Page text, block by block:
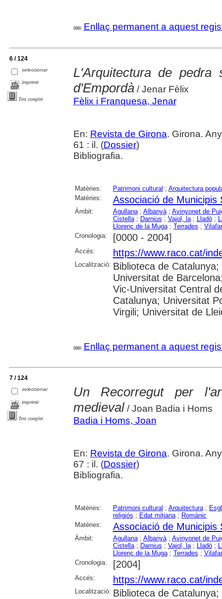
Enllaç permanent a aquest
6 / 124
seleccionar
imprimir
Text complet
L'Arquitectura de
d'Empordà/ Jenar Fèlix
Fèlix i Franquesa, Jenar
En: Revista de Girona. Girona.
61 : il. (Dossier)
Bibliografia.
Matèries: Patrimoni cultural ; Arquitectura
Matèries:
Associació de Municipis
Àmbit: Agullana; Albanyà; Avinyonet de
Cistella; Darnius ; Vajol, la; Lladó;
Llorenç de la Muga; Terrades ;
Cronologia:
[0000 - 2004]
Accés: https://www.raco.cat/
Localització: Biblioteca de
Universitat de
Vic-Universitat Central
Catalunya; Universitat
Virgili; Universitat de
Enllaç permanent a aquest
7 / 124
seleccionar
imprimir
Text complet
Un Recorregut per
medieval/ Joan Badia i Homs
Badia i Homs, Joan
En: Revista de Girona. Girona.
67 : il. (Dossier)
Bibliografia.
Matèries: Patrimoni cultural ; Arquitectura;
religiós ; Edat mitjana; Romànic
Matèries:
Associació de Municipis
Àmbit: Agullana; Albanyà; Avinyonet de
Cistella; Darnius ; Vajol, la; Lladó;
Llorenç de la Muga; Terrades ;
Cronologia:
[2004]
Accés: https://www.raco.cat/
Localització: Biblioteca de